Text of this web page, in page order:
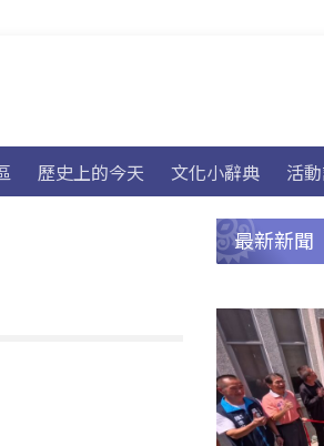
歷史上的今天 文化小辭典 活
最新新聞